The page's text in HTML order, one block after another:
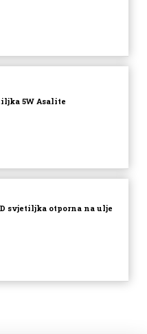
5W Asalite
svjetiljka otporna na ulje